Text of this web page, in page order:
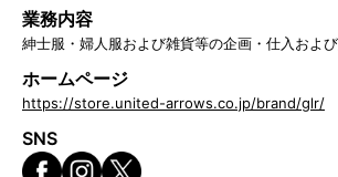
業務内容
紳士服・婦人服および雑貨等の企画・仕入およ
ホームページ
https://store.united-arrows.co.jp/brand/glr/
SNS